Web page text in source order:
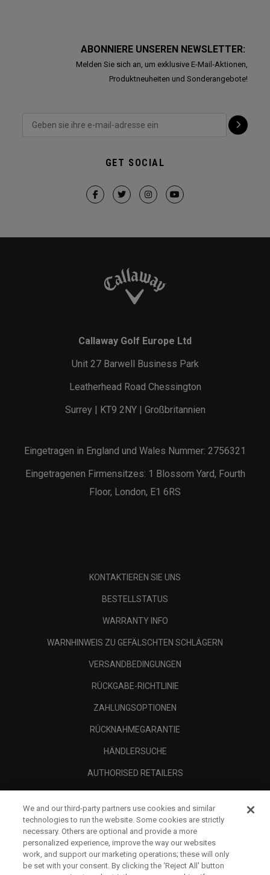
ABONNIERE UNSEREN NEWSLETTER:
Melden Sie sich an, um exklusive E-Mail-Aktionen,
Produktneuheiten und Sonderangebote!
GET SOCIAL
Callaway Golf Europe Ltd
Unit 27 Barwell Business Park
Leatherhead Road Chessington
Surrey | KT9 2NY | Großbritannien
Eingetragen in England und Wales Nummer: 2756321
Eingetragenen Firmensitzes: 1 Blossom Yard, Fourth
Floor, London, E1 6RS
KONTAKTIEREN SIE UNS
BESTELLSTATUS
WARRANTY INFO
WARNHINWEIS ZU GEFÄLSCHTEN SCHLÄGERN
VERSANDBEDINGUNGEN
RÜCKGABE-RICHTLINIE
ZAHLUNGSOPTIONEN
RÜCKNAHMEGARANTIE
HÄNDLERSUCHE
AUTHORISED RETAILERS
UNTERNEHMENSPROFIL
RECHTLICHES-
We and our third-party partners use cookies and similar
technologies to run the website. Some cookies are strictly
necessary. Others are optional and provide a more
personalized experience, improve the way our websites
work, and support our marketing operations; these will only
be set with your consent. By clicking the ‘Reject All' button